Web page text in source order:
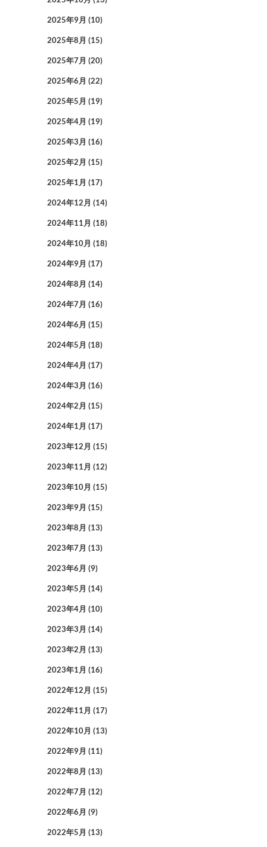
2025年9月 (10)
2025年8月 (15)
2025年7月 (20)
2025年6月 (22)
2025年5月 (19)
2025年4月 (19)
2025年3月 (16)
2025年2月 (15)
2025年1月 (17)
2024年12月 (14)
2024年11月 (18)
2024年10月 (18)
2024年9月 (17)
2024年8月 (14)
2024年7月 (16)
2024年6月 (15)
2024年5月 (18)
2024年4月 (17)
2024年3月 (16)
2024年2月 (15)
2024年1月 (17)
2023年12月 (15)
2023年11月 (12)
2023年10月 (15)
2023年9月 (15)
2023年8月 (13)
2023年7月 (13)
2023年6月 (9)
2023年5月 (14)
2023年4月 (10)
2023年3月 (14)
2023年2月 (13)
2023年1月 (16)
2022年12月 (15)
2022年11月 (17)
2022年10月 (13)
2022年9月 (11)
2022年8月 (13)
2022年7月 (12)
2022年6月 (9)
2022年5月 (13)